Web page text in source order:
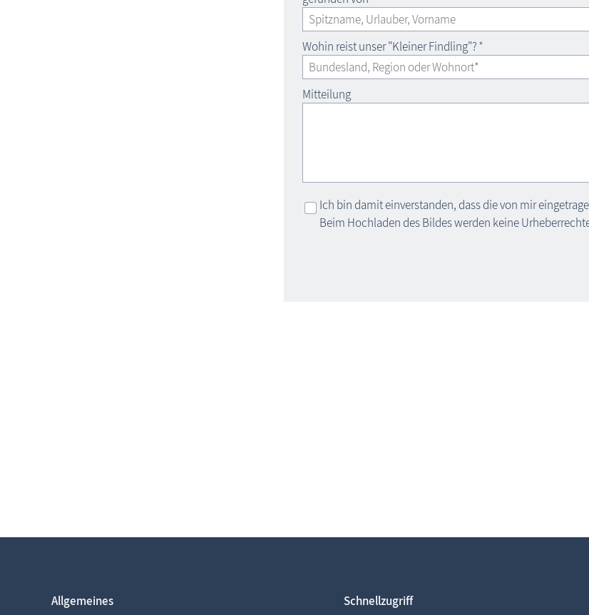
Wohin reist unser "Kleiner Findling"?*
Mitteilung
Ich bin damit einverstanden, dass die von mir
Beim Hochladen des Bildes werden keine
Allgemeines
Schnellzugriff